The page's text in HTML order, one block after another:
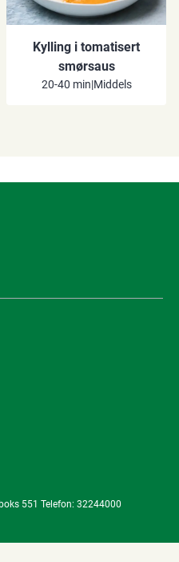
Kylling i tomatisert
smørsaus
20-40 min|Middels
551 Telefon: 32244000